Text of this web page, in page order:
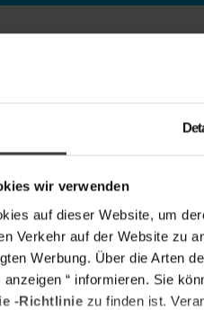
wir verwenden
auf dieser Website, um
Verkehr auf der Website zu
Werbung. Über die Arten
“ informieren. Sie
-Richtlinie zu finden ist.